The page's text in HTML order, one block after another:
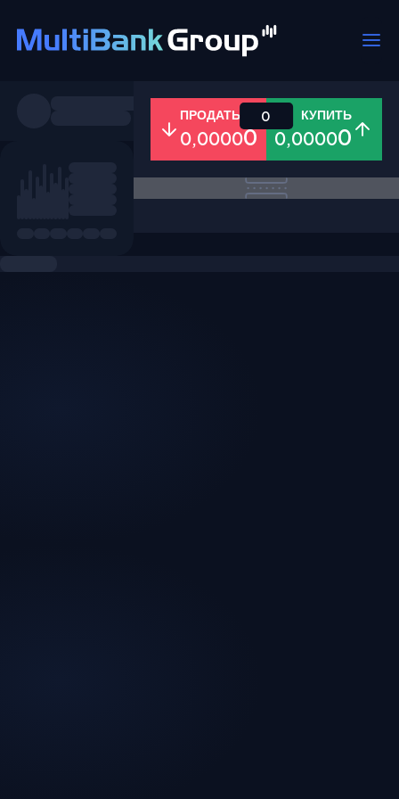
Все Форекс Металлы
ПРОДАТЬ
0,00000
КУПИТЬ
0,00000
0